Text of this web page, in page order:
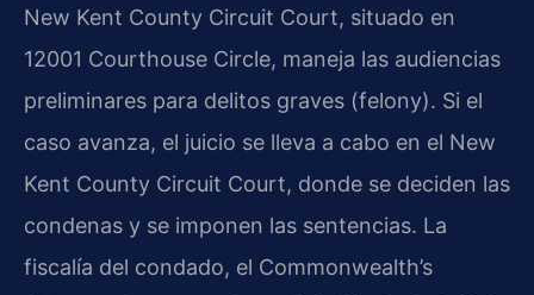
New Kent County Circuit Court, situado en
12001 Courthouse Circle, maneja las audiencias
preliminares para delitos graves (felony). Si el
caso avanza, el juicio se lleva a cabo en el New
Kent County Circuit Court, donde se deciden las
condenas y se imponen las sentencias. La
fiscalía del condado, el Commonwealth’s